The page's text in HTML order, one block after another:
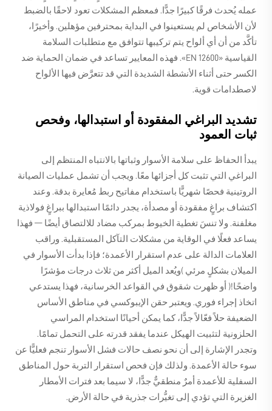
عمله يُحدث فرقًا كبيرًا جدًّا. فمعظم المشكلات تعود لاحقًا بالضبط
لأن الأشخاص لم يستعينوا في البداية بمحترفين مؤهلين. وأخيرًا،
تأكَّد من أن أي ألواح يتم تركيبها تتوافق مع متطلبات السلامة
القياسية «EN 12600». فهذه المعايير تساعد في ضمان الحماية ضد
الكسر حتى أثناء الأنشطة الشديدة التي قد تتعرَّض فيها الألواح
لاصطدامات قوية.
تشديد البراغي المفقودة أو استبدالها، وفحص
ثبات العمود
يبدأ الحفاظ على سلامة الأسوار وثباتها بالانتباه المنتظم إلى
البراغي التي تثبت كل أجزائها معًا. ويجب أن تشمل عمليات الصيانة
الروتينية فحصًا شهريًّا باستخدام مفاتيح ربط مُعايرة بدقة. وعند
اكتشاف براغٍ مفقودة أو مصدأة، يجدر دائمًا استبدالها ببراغٍ فولاذية
مغلفنة. ولا تنسَ تغطية الخيوط بمركب مضاد للالتصاق أيضًا — فهذا
يساعد فعلًا في الوقاية من مشكلات التآكل المستقبلية. وراقب
العلامات الدالة على عدم استقرار الأعمدة؛ فإذا بدأت الأسوار في
الميلان بشكلٍ مرئي (ويُعد الميل أكثر من ثلاث درجات مؤشرًا
واضحًا!) أو ظهرت شقوق في القواعد الخرسانية، فهذا يستدعي
اتخاذ إجراء فوري. ويعتبر حقن الإيبوكسي في مناطق الأساس
الضعيفة حلاً فعّالاً جدًّا، كما يمكن أحيانًا استخدام المراسي
الحلزونية لتثبيت الهيكل عندما يفقد قدرته على التحمل تمامًا.
وتجدر الإشارة إلى أن نحو نصف حالات فشل الأسوار تنجم فعليًّا عن
سوء حالة الأعمدة. ولذلك فإن فحص استقرار التربة حول المناطق
السفلية للأعمدة أمرٌ منطقيٌّ جدًّا، لا سيما بعد فترات الأمطار
الغزيرة التي تؤدي إلى تغيُّرات جذرية في حالة الأرض.